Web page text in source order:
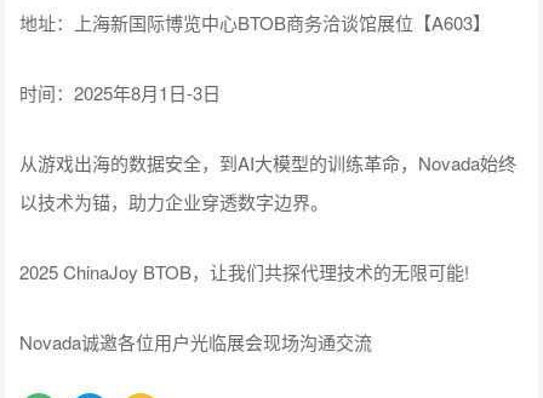
地址：上海新国际博览中心BTOB商务洽谈馆展位【A603】
时间：2025年8月1日-3日
从游戏出海的数据安全，到AI大模型的训练革命，Novada始终
以技术为锚，助力企业穿透数字边界。
2025 ChinaJoy BTOB，让我们共探代理技术的无限可能!
Novada诚邀各位用户光临展会现场沟通交流